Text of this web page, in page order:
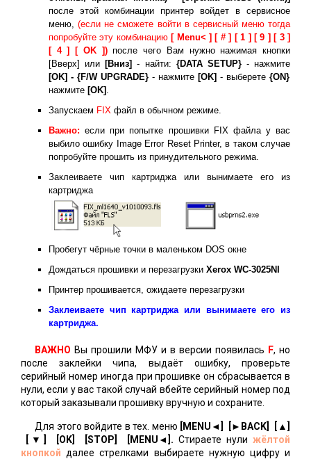
после этой комбинации принтер войдет в сервисное
меню,(если не сможете войти в сервисный меню тогда
попробуйте эту комбинацию [ Menu< ] [ # ] [ 1 ] [ 9 ] [ 3 ]
[ 4 ] [ OK ])после чего Вам нужно нажимая кнопки
[Вверх] или [Вниз]- найти: {DATA SETUP}- нажмите
[OK] - {F/W UPGRADE} - нажмите [OK] - выберете {ON}
нажмите [OK] .
Запускаем FIX файл в обычном режиме.
Важно: если при попытке прошивки FIX файла у вас
выбило ошибку Image Error Reset Printer, в таком случае
попробуйте прошить из принудительного режима.
Заклеиваете чип картриджа или вынимаете его из
картриджа
Пробегут чёрные точки в маленьком DOS окне
Дождаться прошивки и перезагрузки Xerox WC-3025NI
Принтер прошивается, ожидаете перезагрузки
Заклеиваете чип картриджа или вынимаете его из
картриджа.
ВАЖНО Вы прошили МФУ и в версии появилась F, но
после заклейки чипа, выдаёт ошибку, проверьте
серийный номер иногда при прошивке он сбрасывается в
нули, если у вас такой случай вбейте серийный номер под
который заказывали прошивку вручную и сохраните.
Для этого войдите в тех. меню
[MENU◄] [►BACK] [▲]
[▼] [OK] [STOP] [MENU◄]. Стираете нули жёлтой
кнопкой далее стрелками выбираете нужную цифру и